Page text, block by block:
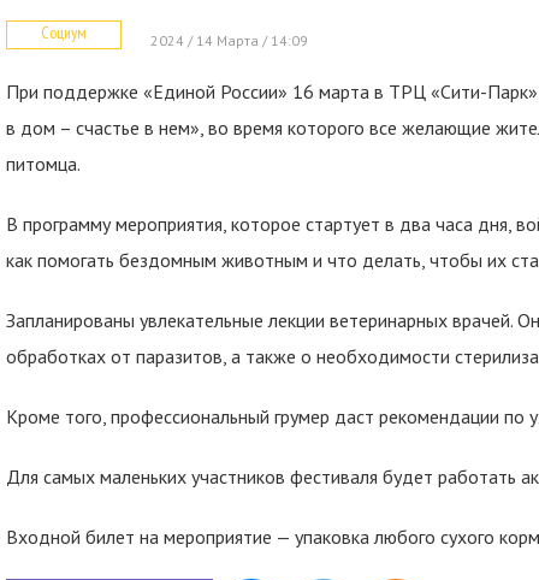
Социум 2024 / 14 Марта / 14:09
При поддержке «Единой России» 16 марта в ТРЦ «Сити-
в дом – счастье в нем», во время которого все желающие
питомца.
В программу мероприятия, которое стартует в два часа дня,
как помогать бездомным животным и что делать, чтобы их
Запланированы увлекательные лекции ветеринарных врачей.
обработках от паразитов, а также о необходимости
Кроме того, профессиональный грумер даст рекомендации по
Для самых маленьких участников фестиваля будет работать
Входной билет на мероприятие — упаковка любого сухого